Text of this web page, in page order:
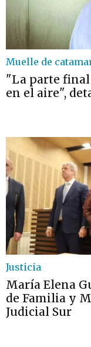
Muelle de
"La parte
en el aire",
Justicia
María Elena
de Familia y
Judicial Sur